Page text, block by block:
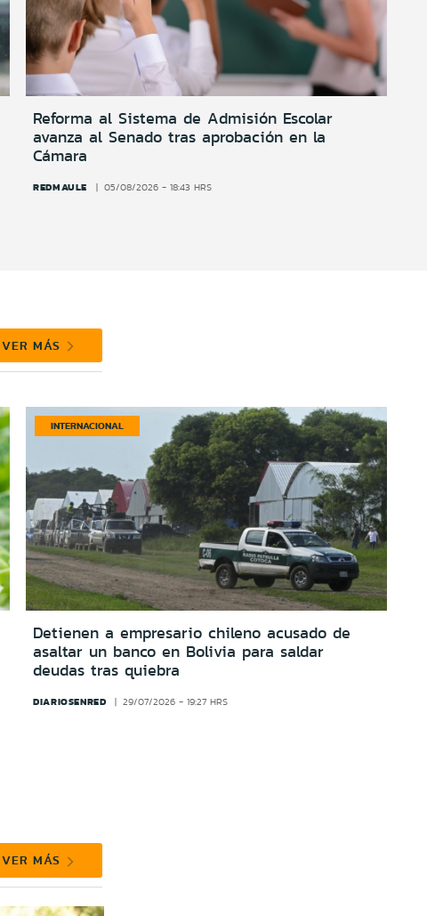
Reforma al Sistema de Admisión Escolar
avanza al Senado tras aprobación en la
Cámara
REDMAULE 05/08/2026 - 18:43 HRS
VER MÁS
INTERNACIONAL
Detienen a empresario chileno acusado de
asaltar un banco en Bolivia para saldar
deudas tras quiebra
DIARIOSENRED 29/07/2026 - 19:27 HRS
VER MÁS